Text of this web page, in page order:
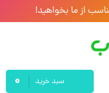
از ما بخواهید!
سبد خرید 0